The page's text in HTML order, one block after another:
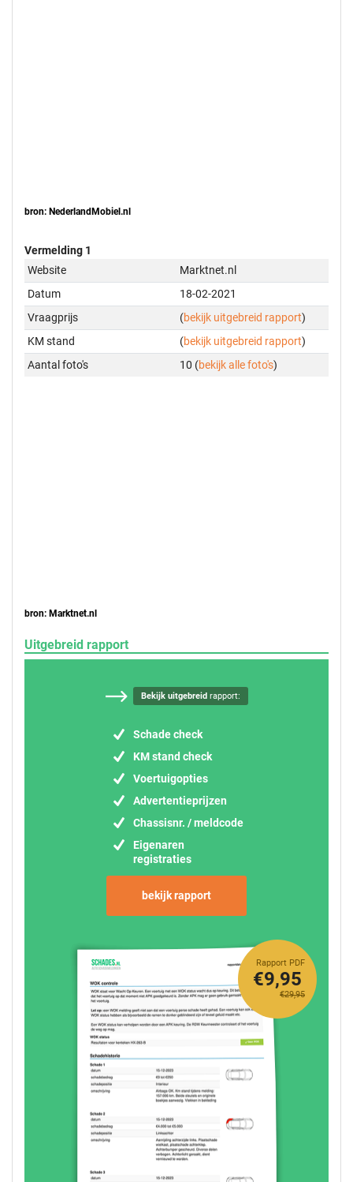
bron: NederlandMobiel.nl
Vermelding 1
Website
Marktnet.nl
Datum
18-02-2021
Vraagprijs
(bekijk uitgebreid rapport)
KM stand
(bekijk uitgebreid rapport)
Aantal foto's
10 (bekijk alle foto's)
bron: Marktnet.nl
Uitgebreid rapport
Bekijk uitgebreidrapport:
Schade check
KM stand check
Voertuigopties
Advertentieprijzen
Chassisnr. / meldcode
Eigenaren
registraties
bekijk rapport
Rapport PDF
€29,95
€9,95